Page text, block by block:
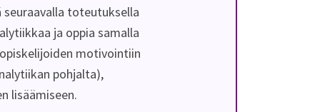
toteutuksella
ja oppia samalla
motivointiin
pohjalta),
lisäämiseen.